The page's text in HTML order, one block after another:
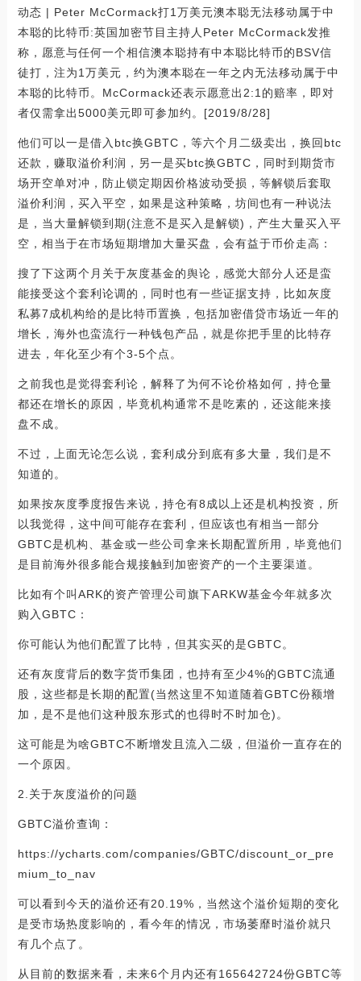
动态 | Peter McCormack打1万美元澳本聪无法移动属于中
本聪的比特币:英国加密节目主持人Peter McCormack发推
称，愿意与任何一个相信澳本聪持有中本聪比特币的BSV信
徒打，注为1万美元，约为澳本聪在一年之内无法移动属于中
本聪的比特币。McCormack还表示愿意出2:1的赔率，即对
者仅需拿出5000美元即可参加约。[2019/8/28]
他们可以一是借入btc换GBTC，等六个月二级卖出，换回btc
还款，赚取溢价利润，另一是买btc换GBTC，同时到期货市
场开空单对冲，防止锁定期因价格波动受损，等解锁后套取
溢价利润，买入平空，如果是这种策略，坊间也有一种说法
是，当大量解锁到期(注意不是买入是解锁)，产生大量买入平
空，相当于在市场短期增加大量买盘，会有益于币价走高：
搜了下这两个月关于灰度基金的舆论，感觉大部分人还是蛮
能接受这个套利论调的，同时也有一些证据支持，比如灰度
私募7成机构给的是比特币置换，包括加密借贷市场近一年的
增长，海外也蛮流行一种钱包产品，就是你把手里的比特存
进去，年化至少有个3-5个点。
之前我也是觉得套利论，解释了为何不论价格如何，持仓量
都还在增长的原因，毕竟机构通常不是吃素的，还这能来接
盘不成。
不过，上面无论怎么说，套利成分到底有多大量，我们是不
知道的。
如果按灰度季度报告来说，持仓有8成以上还是机构投资，所
以我觉得，这中间可能存在套利，但应该也有相当一部分
GBTC是机构、基金或一些公司拿来长期配置所用，毕竟他们
是目前海外很多能合规接触到加密资产的一个主要渠道。
比如有个叫ARK的资产管理公司旗下ARKW基金今年就多次
购入GBTC：
你可能认为他们配置了比特，但其实买的是GBTC。
还有灰度背后的数字货币集团，也持有至少4%的GBTC流通
股，这些都是长期的配置(当然这里不知道随着GBTC份额增
加，是不是他们这种股东形式的也得时不时加仓)。
这可能是为啥GBTC不断增发且流入二级，但溢价一直存在的
一个原因。
2.关于灰度溢价的问题
GBTC溢价查询：
https://ycharts.com/companies/GBTC/discount_or_pre
mium_to_nav
可以看到今天的溢价还有20.19%，当然这个溢价短期的变化
是受市场热度影响的，看今年的情况，市场萎靡时溢价就只
有几个点了。
从目前的数据来看，未来6个月内还有165642724份GBTC等